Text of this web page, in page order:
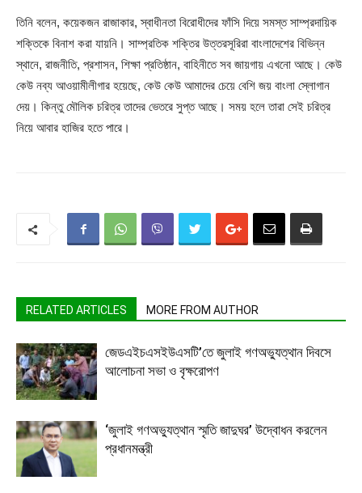
তিনি বলেন, কয়েকজন রাজাকার, স্বাধীনতা বিরোধীদের ফাঁসি দিয়ে সমস্ত সাম্প্রদায়িক
শক্তিকে বিনাশ করা যায়নি। সাম্প্রতিক শক্তির উত্তরসূরিরা বাংলাদেশের বিভিন্ন
স্থানে, রাজনীতি, প্রশাসন, শিক্ষা প্রতিষ্ঠান, বাহিনীতে সব জায়গায় এখনো আছে। কেউ
কেউ নব্য আওয়ামীলীগার হয়েছে, কেউ কেউ আমাদের চেয়ে বেশি জয় বাংলা স্লোগান
দেয়। কিন্তু মৌলিক চরিত্র তাদের ভেতরে সুপ্ত আছে। সময় হলে তারা সেই চরিত্র
নিয়ে আবার হাজির হতে পারে।
RELATED ARTICLES MORE FROM AUTHOR
জেডএইচএসইউএসটি’তে জুলাই গণঅভ্যুত্থান দিবসে
আলোচনা সভা ও বৃক্ষরোপণ
‘জুলাই গণঅভ্যুত্থান স্মৃতি জাদুঘর’ উদ্বোধন করলেন
প্রধানমন্ত্রী